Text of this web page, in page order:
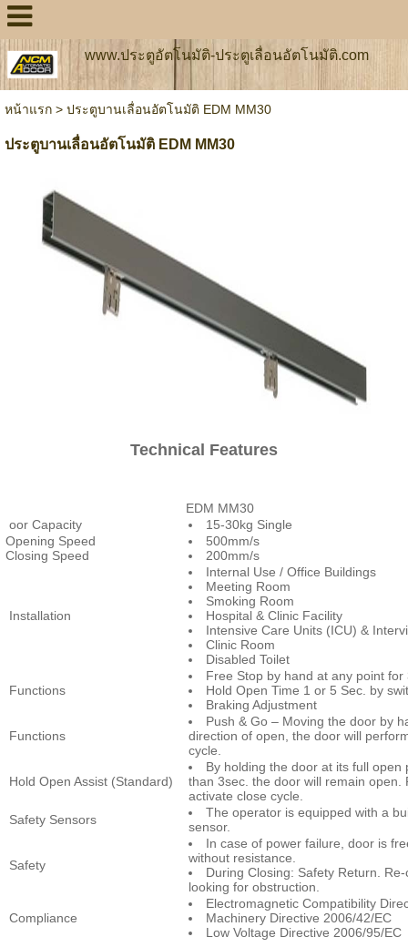
www.ประตูอัตโนมัติ-ประตูเลื่อนอัตโนมัติ.com
หน้าแรก> ประตูบานเลื่อนอัตโนมัติ EDM MM30
ประตูบานเลื่อนอัตโนมัติ EDM MM30
Technical Features
EDM MM30
oor Capacity
15-30kg Single
Opening Speed
Closing Speed
500mm/s
200mm/s
Installation
Internal Use / Office Buildings
Meeting Room
Smoking Room
Hospital & Clinic Facility
Intensive Care Units (ICU) &
Clinic Room
Disabled Toilet
Functions
Free Stop by hand at any point for
Hold Open Time 1 or 5 Sec. by
Braking Adjustment
Functions
Push & Go – Moving the door by
direction of open, the door will
cycle.
Hold Open Assist (Standard)
By holding the door at its full open
than 3sec. the door will remain open.
activate close cycle.
Safety Sensors
The operator is equipped with a
sensor.
Safety
In case of power failure, door is
without resistance.
During Closing: Safety Return.
looking for obstruction.
Compliance
Electromagnetic Compatibility
Machinery Directive 2006/42/EC
Low Voltage Directive 2006/95/EC